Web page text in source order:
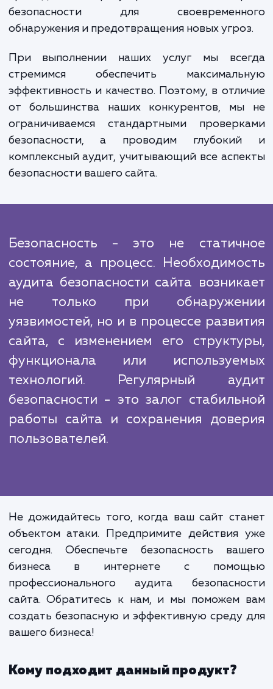
серьезных угроз, мы
информируем вас и предлагаем решения
устранению.
Важно понимать, что наша
заканчивается на этапе предоставления
Мы оказываем поддержку на всех
реализации рекомендаций и
обнаруженных уязвимостей. Кроме
проводим регулярный
При выполнении наших услуг мы
стремимся обеспечить
эффективность и качество. Поэтому, в
от большинства наших конкурентов,
ограничиваемся стандартными
безопасности, а проводим
комплексный аудит, учитывающий все
безопасности вашего сайта.
аудита безопасности сайта
не только при
уязвимостей, но и в процессе
сайта, с изменением его
функционала или
технологий. Регулярный
безопасности - это залог
пользователей.